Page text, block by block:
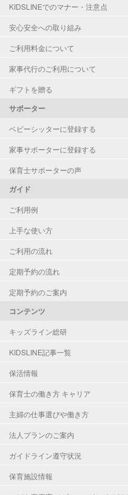
KIDSLINEでのマナー・注意点
安心安全への取り組み
ご利用料金について
家事代行のご利用について
ギフトを贈る
サポーター
ベビーシッターに登録する
家事サポーターに登録する
保育士サポーターの声
ガイド
ご利用例
上手な使い方
ご利用の流れ
定期予約の流れ
定期予約のご案内
コンテンツ
キッズライン総研
KIDSLINE記事一覧
保活情報
保育士の働き方 キャリア
主婦の仕事選びや働き方
法人プランのご案内
ガイドライン遵守状況
保育施設情報